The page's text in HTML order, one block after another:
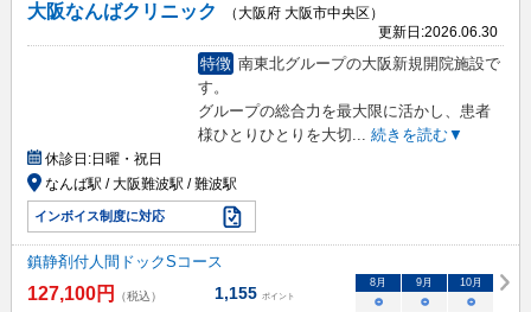
大阪なんばクリニック
（大阪府 大阪市中央区）
更新日:2026.06.30
特徴 南東北グループの大阪新規開院施設で
す。
グループの総合力を最大限に活かし、患者
様ひとりひとりを大切... 続きを読む▼
休診日:日曜・祝日
なんば駅 / 大阪難波駅 / 難波駅
インボイス制度に対応
鎮静剤付人間ドックSコース
127,100円 （税込） 1,155 ポイント
8月 9月 10月
○ ○ ○